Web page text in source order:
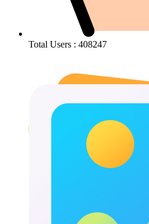
Total Users : 408247